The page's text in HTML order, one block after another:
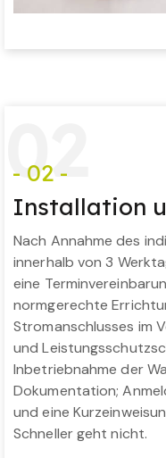
02
- 02 -
Installation
Nach Annahme des
innerhalb von 3
eine
normgerechte
Stromanschlusses im
und
Inbetriebnahme der
Dokumentation;
und eine
Schneller geht nicht.